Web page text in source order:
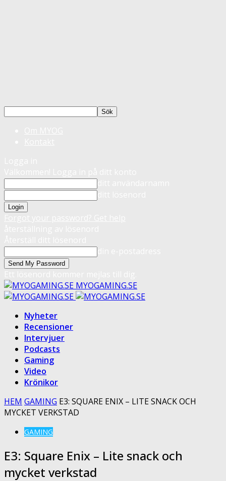
MYOGAMING.SE
Nyheter
Recensioner
Intervjuer
Podcasts
Gaming
Video
Krönikor
HEM GAMING E3: SQUARE ENIX – LITE SNACK OCH
MYCKET VERKSTAD
GAMING
E3: Square Enix – Lite snack och
mycket verkstad